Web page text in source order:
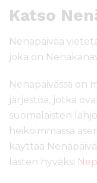
Katso
Nenäpäivää
joka on
Nenäpäivässä on
järjestöä, jotka
suomalaisten
heikoimmassa
käyttää
lasten hyväksi